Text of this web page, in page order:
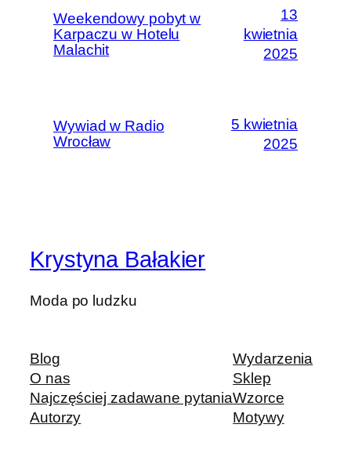
Weekendowy pobyt w
Karpaczu w Hotelu
Malachit
13
kwietnia
2025
Wywiad w Radio
Wrocław
5 kwietnia
2025
Krystyna Bałakier
Moda po ludzku
Blog
O nas
Najczęściej zadawane pytania
Autorzy
Wydarzenia
Sklep
Wzorce
Motywy